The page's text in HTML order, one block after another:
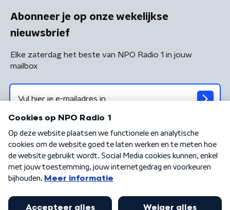
Abonneer je op onze wekelijkse
nieuwsbrief
Elke zaterdag het beste van NPO Radio 1 in jouw
mailbox
Algemene voorwaarden